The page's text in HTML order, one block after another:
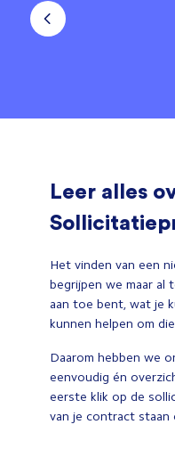
Leer alles
Het vinden van een
begrijpen we maar al
aan toe bent, wat je
kunnen helpen om
Daarom hebben we
eenvoudig én
eerste klik op de
van je contract staan